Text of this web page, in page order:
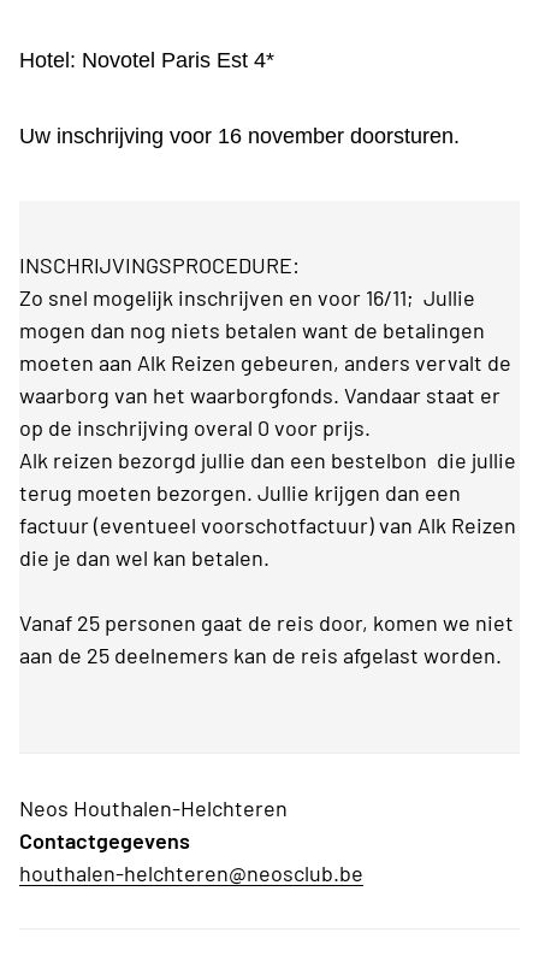
Hotel: Novotel Paris Est 4*
Uw inschrijving voor 16 november doorsturen.
INSCHRIJVINGSPROCEDURE:
Zo snel mogelijk inschrijven en voor 16/11; Jullie
mogen dan nog niets betalen want de betalingen
moeten aan Alk Reizen gebeuren, anders vervalt de
waarborg van het waarborgfonds. Vandaar staat er
op de inschrijving overal 0 voor prijs.
Alk reizen bezorgd jullie dan een bestelbon die jullie
terug moeten bezorgen. Jullie krijgen dan een
factuur (eventueel voorschotfactuur) van Alk Reizen
die je dan wel kan betalen.
Vanaf 25 personen gaat de reis door, komen we niet
aan de 25 deelnemers kan de reis afgelast worden.
Neos Houthalen-Helchteren
Contactgegevens
houthalen-helchteren@neosclub.be